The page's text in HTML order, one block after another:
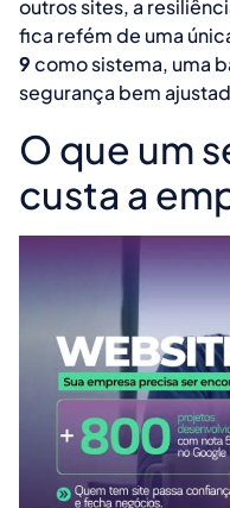
outros sites, a
fica refém de uma
9como sistema, uma
segurança bem
O que um
custa a